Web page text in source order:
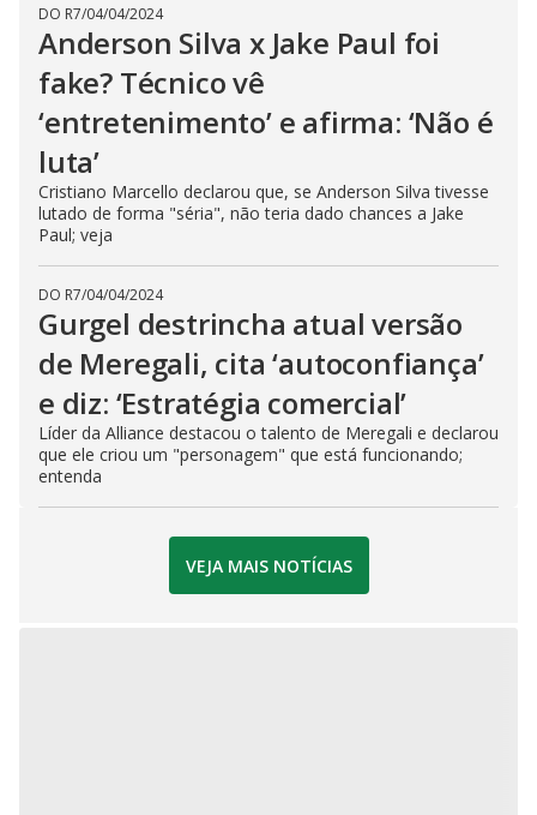
DO R7/04/04/2024
Anderson Silva x Jake Paul foi
fake? Técnico vê
‘entretenimento’ e afirma: ‘Não é
luta’
Cristiano Marcello declarou que, se Anderson Silva tivesse
lutado de forma "séria", não teria dado chances a Jake
Paul; veja
DO R7/04/04/2024
Gurgel destrincha atual versão
de Meregali, cita ‘autoconfiança’
e diz: ‘Estratégia comercial’
Líder da Alliance destacou o talento de Meregali e declarou
que ele criou um "personagem" que está funcionando;
entenda
VEJA MAIS NOTÍCIAS